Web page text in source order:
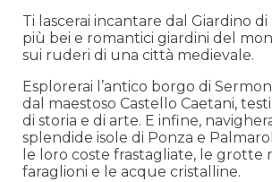
Ti lascerai incantare dal Giardino
più bei e romantici giardini del
sui ruderi di una città medievale.
Esplorerai l’antico borgo di
dal maestoso Castello Caetani,
di storia e di arte. E infine,
splendide isole di Ponza e
le loro coste frastagliate, le grotte
faraglioni e le acque cristalline.